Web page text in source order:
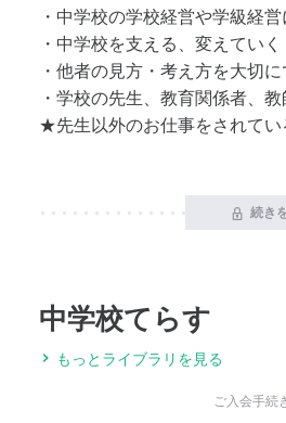
・中学校の学校経営や学級経
・中学校を支える、変えてい
・他者の見方・考え方を大切
・学校の先生、教育関係者、
★先生以外のお仕事をされて
続き
中学校てらす
もっとライブラリを見る
ご入会手続